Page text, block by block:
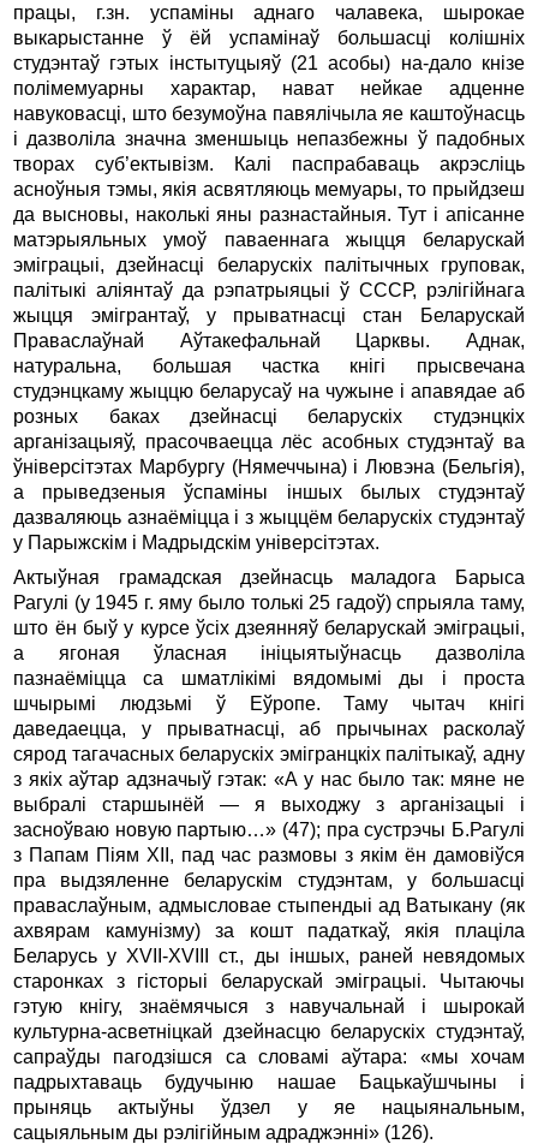
працы, г.зн. успамiны аднаго чалавека, шырокае
выкарыстанне ў ёй успамiнаў большасцi колiшнiх
студэнтаў гэтых iнстытуцыяў (21 асобы) на-дало кнiзе
полiмемуарны характар, нават нейкае адценне
навуковасцi, што безумоўна павялiчыла яе каштоўнасць
i дазволiла значна зменшыць непазбежны ў падобных
творах суб’ектывiзм. Калi паспрабаваць акрэслiць
асноўныя тэмы, якiя асвятляюць мемуары, то прыйдзеш
да высновы, наколькi яны разнастайныя. Тут i апiсанне
матэрыяльных умоў паваеннага жыцця беларускай
эмiграцыi, дзейнасцi беларускiх палiтычных груповак,
палiтыкi алiянтаў да рэпатрыяцыi ў СССР, рэлiгiйнага
жыцця эмiгрантаў, у прыватнасцi стан Беларускай
Праваслаўнай Аўтакефальнай Царквы. Аднак,
натуральна, большая частка кнiгi прысвечана
студэнцкаму жыццю беларусаў на чужыне i апавядае аб
розных баках дзейнасцi беларускiх студэнцкiх
арганiзацыяў, прасочваецца лёс асобных студэнтаў ва
ўнiверсiтэтах Марбургу (Нямеччына) i Лювэна (Бельгiя),
а прыведзеныя ўспамiны iншых былых студэнтаў
дазваляюць азнаёмiцца i з жыццём беларускiх студэнтаў
у Парыжскiм i Мадрыдскiм унiверсiтэтах.
Актыўная грамадская дзейнасць маладога Барыса
Рагулi (у 1945 г. яму было толькi 25 гадоў) спрыяла таму,
што ён быў у курсе ўсiх дзеянняў беларускай эмiграцыi,
а ягоная ўласная iнiцыятыўнасць дазволiла
пазнаёмiцца са шматлiкiмi вядомымi ды i проста
шчырымi людзьмi ў Еўропе. Таму чытач кнiгi
даведаецца, у прыватнасцi, аб прычынах расколаў
сярод тагачасных беларускiх эмiгранцкiх палiтыкаў, адну
з якiх аўтар адзначыў гэтак: «А у нас было так: мяне не
выбралi старшынёй — я выходжу з арганiзацыi i
засноўваю новую партыю…» (47); пра сустрэчы Б.Рагулi
з Папам Пiям XII, пад час размовы з якiм ён дамовiўся
пра выдзяленне беларускiм студэнтам, у большасцi
праваслаўным, адмысловае стыпендыi ад Ватыкану (як
ахвярам камунiзму) за кошт падаткаў, якiя плацiла
Беларусь у XVII-XVIII ст., ды iншых, раней невядомых
старонках з гiсторыi беларускай эмiграцыi. Чытаючы
гэтую кнiгу, знаёмячыся з навучальнай i шырокай
культурна-асветнiцкай дзейнасцю беларускiх студэнтаў,
сапраўды пагодзiшся са словамi аўтара: «мы хочам
падрыхтаваць будучыню нашае Бацькаўшчыны i
прыняць актыўны ўдзел у яе нацыянальным,
сацыяльным ды рэлiгiйным адраджэннi» (126).